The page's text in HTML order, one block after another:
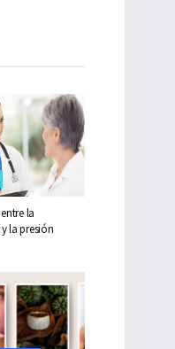
la
la presión